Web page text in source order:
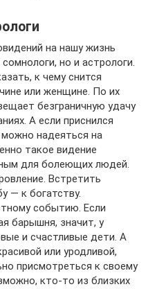
на нашу жизнь
но и астрологи.
к чему снится
или женщине. По их
безграничную удачу
А если приснился
надеяться на
такое видение
для болеющих людей.
Встретить
— к богатству.
событию. Если
барышня, значит, у
и счастливые дети. А
или уродливой,
присмотреться к своему
кто-то из близких